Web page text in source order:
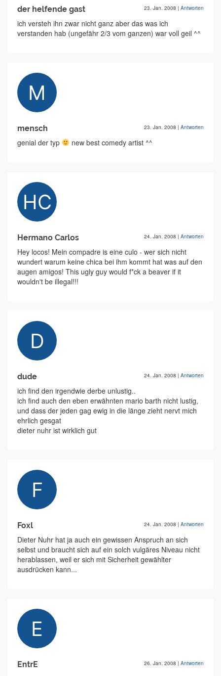
der helfende gast 23. Jan. 2008 | Antworten
ich versteh ihn zwar nicht ganz aber das was ich
verstanden hab (ungefähr 2/3 vom ganzen) war voll geil ^^
mensch 23. Jan. 2008 | Antworten
genial der typ new best comedy artist ^^
Hermano Carlos 24. Jan. 2008 | Antworten
Hey locos! Mein compadre is eine culo - wer sich nicht
wundert warum keine chica bei ihm kommt hat was auf den
augen amigos! This ugly guy would f*ck a beaver if it
wouldn't be illegal!!!
dude 24. Jan. 2008 | Antworten
ich find den irgendwie derbe unlustig..
ich find auch den eben erwähnten mario barth nicht lustig,
und dass der jeden gag ewig in die länge zieht nervt mich
ehrlich gesgat
dieter nuhr ist wirklich gut
Foxl 24. Jan. 2008 | Antworten
Dieter Nuhr hat ja auch ein gewissen Anspruch an sich
selbst und braucht sich auf ein solch vulgäres Niveau nicht
herablassen, weil er sich mit Sicherheit gewählter
ausdrücken kann...
EntrE 26. Jan. 2008 | Antworten